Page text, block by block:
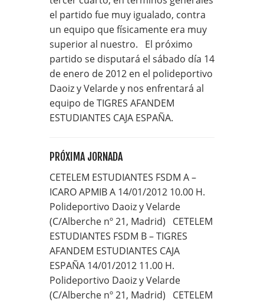
el partido fue muy igualado, contra
un equipo que físicamente era muy
superior al nuestro. El próximo
partido se disputará el sábado día 14
de enero de 2012 en el polideportivo
Daoiz y Velarde y nos enfrentará al
equipo de TIGRES AFANDEM
ESTUDIANTES CAJA ESPAÑA.
PRÓXIMA JORNADA
CETELEM ESTUDIANTES FSDM A –
ICARO APMIB A 14/01/2012 10.00 H.
Polideportivo Daoiz y Velarde
(C/Alberche nº 21, Madrid) CETELEM
ESTUDIANTES FSDM B – TIGRES
AFANDEM ESTUDIANTES CAJA
ESPAÑA 14/01/2012 11.00 H.
Polideportivo Daoiz y Velarde
(C/Alberche nº 21, Madrid) CETELEM